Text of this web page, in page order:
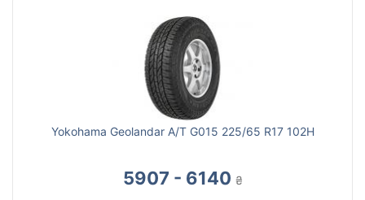
Yokohama Geolandar A/T G015 225/65 R17 102H
5907 - 6140 ₴